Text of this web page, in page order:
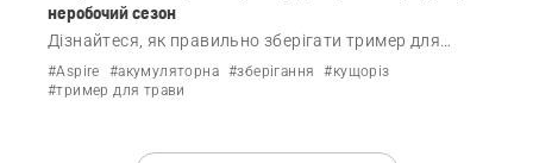
неробочий сезон
Дізнайтеся, як правильно зберігати тример для
трави й кущоріз у неробочий сезон.
#Aspire #акумуляторна #зберігання
#кущоріз
#тример для трави